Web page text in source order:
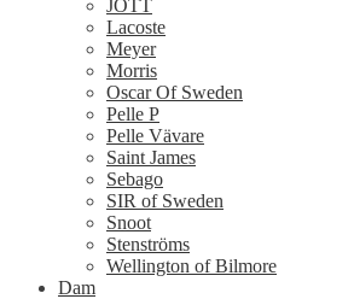
JOTT
Lacoste
Meyer
Morris
Oscar Of Sweden
Pelle P
Pelle Vävare
Saint James
Sebago
SIR of Sweden
Snoot
Stenströms
Wellington of Bilmore
Dam